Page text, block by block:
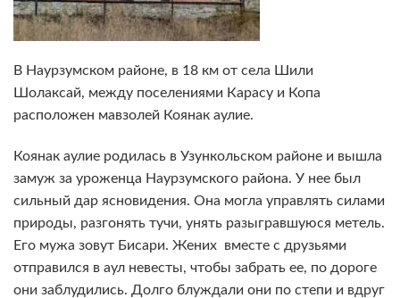
В Наурзумском районе, в 18 км от села Шили
Шолаксай, между поселениями Карасу и Копа
расположен мавзолей Коянак аулие.
Коянак аулие родилась в Узункольском районе и вышла
замуж за уроженца Наурзумского района. У нее был
сильный дар ясновидения. Она могла управлять силами
природы, разгонять тучи, унять разыгравшуюся метель.
Его мужа зовут Бисари. Жених вместе с друзьями
отправился в аул невесты, чтобы забрать ее, по дороге
они заблудились. Долго блуждали они по степи и вдруг